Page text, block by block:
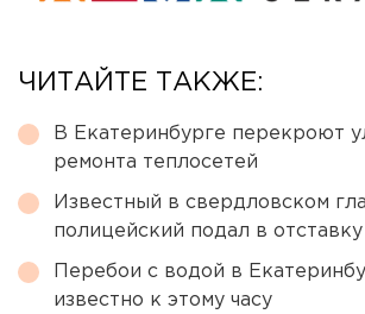
ЧИТАЙТЕ ТАКЖЕ:
В Екатеринбурге перекроют
ремонта теплосетей
Известный в свердловском
полицейский подал в отставку
Перебои с водой в
известно к этому часу